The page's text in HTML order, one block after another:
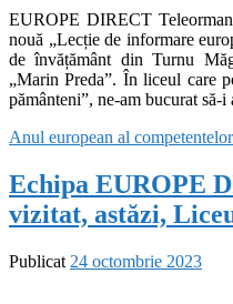
EUROPE DIRECT
nouă „Lecție de informare
de învățământ din Turnu
„Marin Preda”. În liceul care
pământeni”, ne-am bucurat
Anul european al
Echipa EUROPE
vizitat, astăzi,
Publicat 24 octombrie 2023